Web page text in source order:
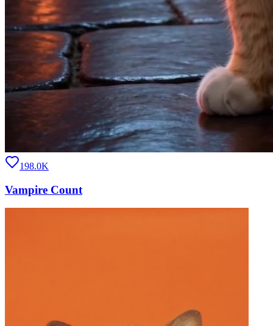
198.0K
Vampire Count